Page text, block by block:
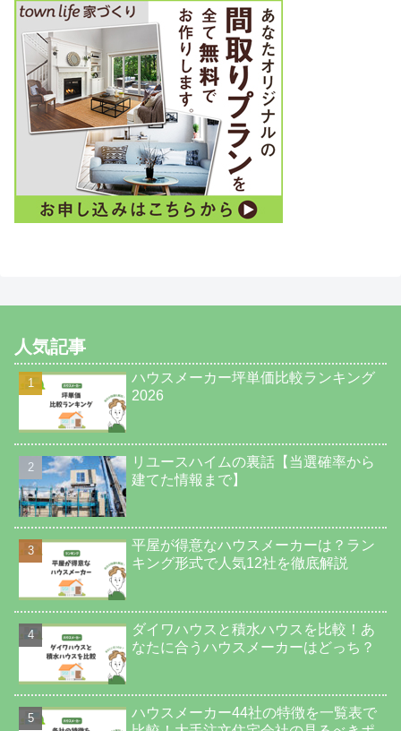
人気記事
ハウスメーカー坪単価比較ランキング
2026
リユースハイムの裏話【当選確率から
建てた情報まで】
平屋が得意なハウスメーカーは？ラン
キング形式で人気12社を徹底解説
ダイワハウスと積水ハウスを比較！あ
なたに合うハウスメーカーはどっち？
ハウスメーカー44社の特徴を一覧表で